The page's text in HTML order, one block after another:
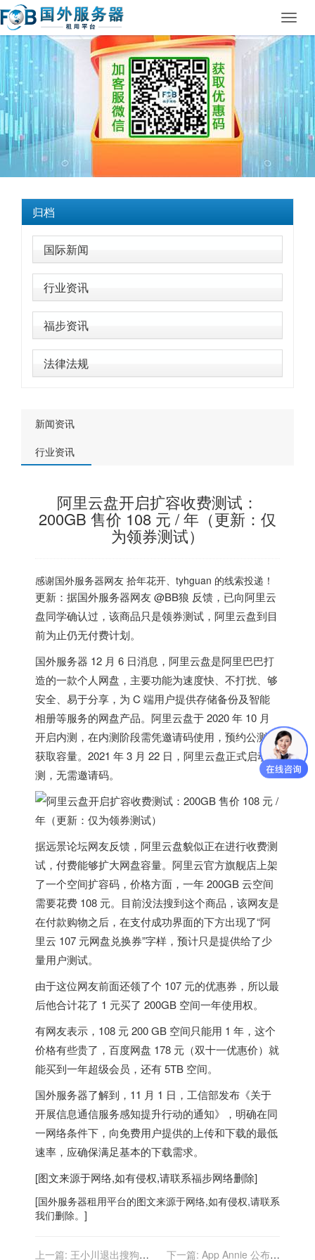
归档
国际新闻
行业资讯
福步资讯
法律法规
新闻资讯
行业资讯
阿里云盘开启扩容收费测试：
200GB 售价 108 元 / 年（更新：仅
为领券测试）
感谢国外服务器网友 拾年花开、tyhguan 的线索投递！
更新：据国外服务器网友 @BB狼 反馈，已向阿里云
盘同学确认过， 该商品只是领券测试，阿里云盘到目
前为止仍无付费计划。
国外服务器 12 月 6 日消息，阿里云盘是阿里巴巴打
造的一款个人网盘，主要功能为速度快、不打扰、够
安全、易于分享，为 C 端用户提供存储备份及智能
相册等服务的网盘产品。阿里云盘于 2020 年 10 月
开启内测，在内测阶段需凭邀请码使用，预约公测可
获取容量。2021 年 3 月 22 日，阿里云盘正式启动公
测，无需邀请码。
据远景论坛网友反馈，阿里云盘貌似正在进行收费测
试，付费能够扩大网盘容量。阿里云官方旗舰店上架
了一个空间扩容码，价格方面， 一年 200GB 云空间
需要花费 108 元。目前没法搜到这个商品，该网友是
在付款购物之后，在支付成功界面的下方出现了“阿
里云 107 元网盘兑换券”字样，预计只是提供给了少
量用户测试。
由于这位网友前面还领了个 107 元的优惠券，所以最
后他合计花了 1 元买了 200GB 空间一年使用权。
有网友表示，108 元 200 GB 空间只能用 1 年，这个
价格有些贵了，百度网盘 178 元（双十一优惠价）就
能买到一年超级会员，还有 5TB 空间。
国外服务器了解到，11 月 1 日，工信部发布《关于
开展信息通信服务感知提升行动的通知》，明确在同
一网络条件下， 向免费用户提供的上传和下载的最低
速率，应确保满足基本的下载需求。
[图文来源于网络,如有侵权,请联系福步网络删除]
[国外服务器租用平台的图文来源于网络,如有侵权,请联系
我们删除。]
上一篇: 王小川退出搜狗公 下一篇: App Annie 公布最